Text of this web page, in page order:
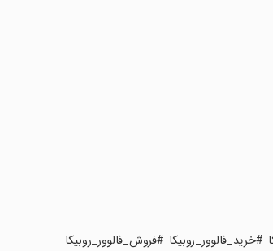
#خرید_فالوور_روبیکا #فروش_فالوور_روبیکا